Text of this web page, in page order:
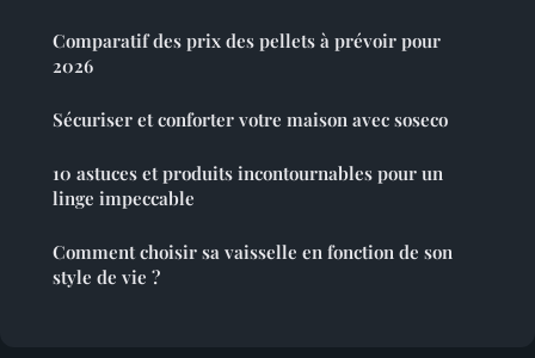
Comparatif des prix des pellets à prévoir pour
2026
Sécuriser et conforter votre maison avec soseco
10 astuces et produits incontournables pour un
linge impeccable
Comment choisir sa vaisselle en fonction de son
style de vie ?